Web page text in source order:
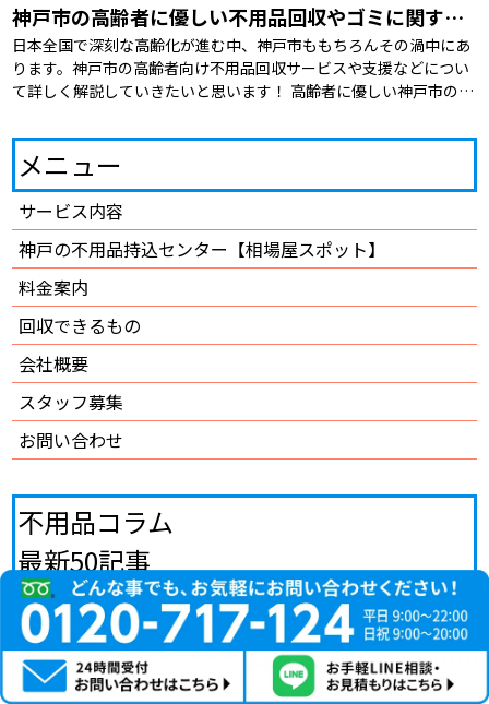
神戸市の高齢者に優しい不用品回収やゴミに関する支援策を紹介
日本全国で深刻な高齢化が進む中、神戸市ももちろんその渦中にあ
ります。神戸市の高齢者向け不用品回収サービスや支援などについ
て詳しく解説していきたいと思います！ 高齢者に優しい神戸市の支
メニュー
サービス内容
神戸の不用品持込センター【相場屋スポット】
料金案内
回収できるもの
会社概要
スタッフ募集
お問い合わせ
不用品コラム
最新50記事
神戸市で中身が残ったスプレー缶を処分したい方へ｜回収
相談の前に知るべき注意点
神戸市の不用品回収業者の選び方